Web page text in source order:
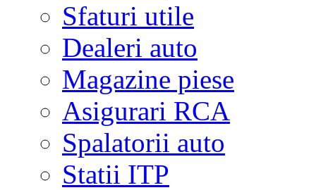
Sfaturi utile
Dealeri auto
Magazine piese
Asigurari RCA
Spalatorii auto
Statii ITP